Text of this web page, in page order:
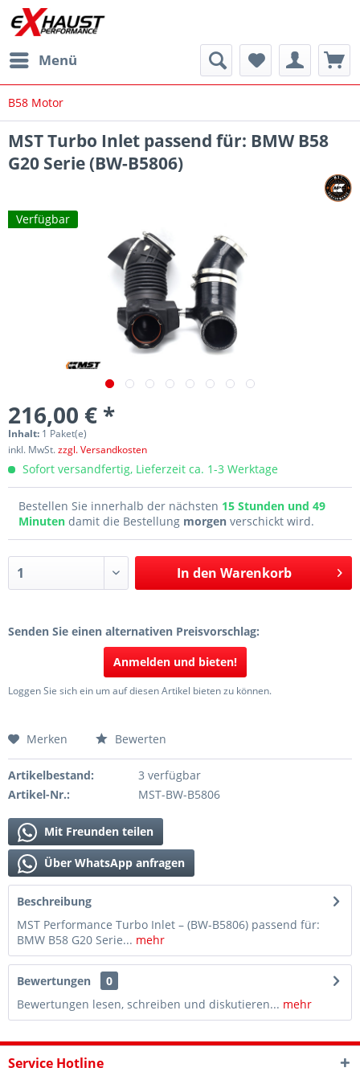
Menü
B58 Motor
MST Turbo Inlet passend für: BMW B58
G20 Serie (BW-B5806)
Verfügbar
216,00 € *
Inhalt: 1 Paket(e)
inkl. MwSt.zzgl. Versandkosten
Sofort versandfertig, Lieferzeit ca. 1-3 Werktage
Bestellen Sie innerhalb der nächsten 15 Stunden und 49
Minuten damit die Bestellung morgen verschickt wird.
In den Warenkorb
Senden Sie einen alternativen Preisvorschlag:
Anmelden und bieten!
Loggen Sie sich ein um auf diesen Artikel bieten zu können.
Merken Bewerten
Artikelbestand:
3 verfügbar
Artikel-Nr.:
MST-BW-B5806
Mit Freunden teilen
Über WhatsApp anfragen
Beschreibung
MST Performance Turbo Inlet – (BW-B5806) passend für:
BMW B58 G20 Serie... mehr
Bewertungen
0
Bewertungen lesen, schreiben und diskutieren... mehr
Service Hotline